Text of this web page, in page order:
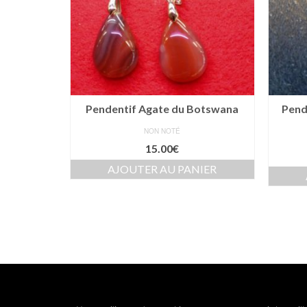
Pendentif Agate du Botswana
NON NOTÉ
15.00€
AJOUTER AU PANIER